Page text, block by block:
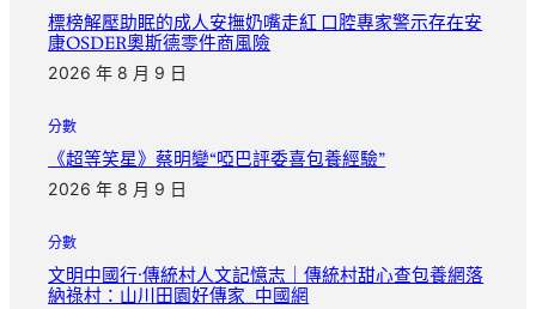
標榜解壓助眠的成人安撫奶嘴走紅 口腔專家警示存在安
康OSDER奧斯德零件商風險
2026 年 8 月 9 日
分數
《超等笑星》蔡明變“啞巴評委喜包養經驗”
2026 年 8 月 9 日
分數
文明中國行·傳統村人文記憶志｜傳統村甜心查包養網落
納祿村：山川田園好傳家_中國網